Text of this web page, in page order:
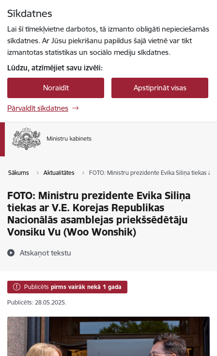
Sīkdatnes
Lai šī tīmekļvietne darbotos, tā izmanto obligāti nepieciešamās
sīkdatnes. Ar Jūsu piekrišanu papildus šajā vietnē var tikt
izmantotas statistikas un sociālo mediju sīkdatnes.
Lūdzu, atzīmējiet savu izvēli:
Noraidīt Apstiprināt visas
Pārvaldīt sīkdatnes
Sākums Aktualitātes FOTO: Ministru prezidente Evika Siliņa tiekas ar
FOTO: Ministru prezidente Evika Siliņa
tiekas ar V.E. Korejas Republikas
Nacionālās asamblejas priekšsēdētāju
Vonsiku Vu (Woo Wonshik)
Atskaņot tekstu
Publicēts pirms vairāk nekā 1 gada
Publicēts: 28.05.2025.